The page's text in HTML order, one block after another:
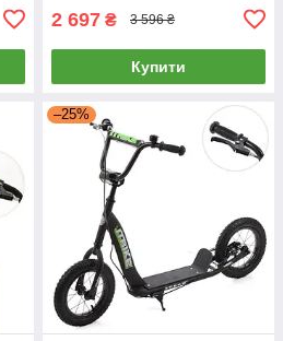
2 697 ₴ 3 596 ₴
Купити
–25%